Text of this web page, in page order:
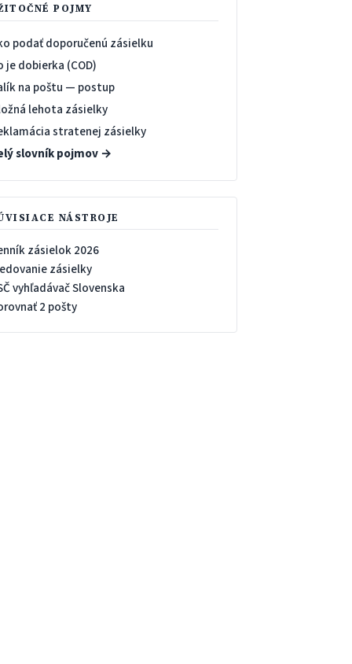
POJMY
podať doporučenú zásielku
je dobierka (COD)
na poštu — postup
lehota zásielky
stratenej zásielky
slovník pojmov →
NÁSTROJE
zásielok 2026
zásielky
vyhľadávač Slovenska
2 pošty